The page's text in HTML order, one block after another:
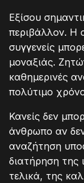
Εξίσου
περιβάλλον. Η
συγγενείς
μοναξιάς.
καθημερινές
πολύτιμο
Κανείς δεν
άνθρωπο αν
αναζήτηση
διατήρηση της
τελικά, της